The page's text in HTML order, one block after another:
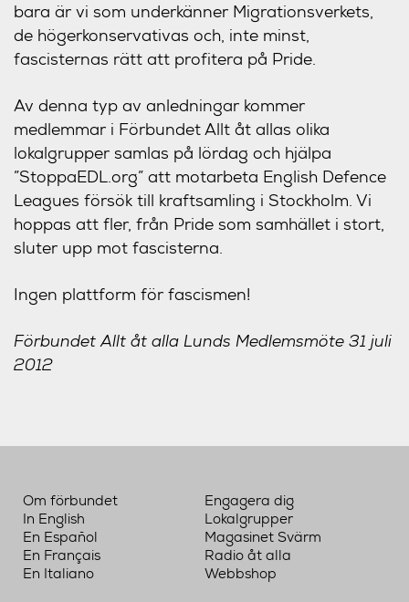
bara är vi som underkänner Migrationsverkets,
de högerkonservativas och, inte minst,
fascisternas rätt att profitera på Pride.
Av denna typ av anledningar kommer
medlemmar i Förbundet Allt åt allas olika
lokalgrupper samlas på lördag och hjälpa
”StoppaEDL.org” att motarbeta English Defence
Leagues försök till kraftsamling i Stockholm. Vi
hoppas att fler, från Pride som samhället i stort,
sluter upp mot fascisterna.
Ingen plattform för fascismen!
Förbundet Allt åt alla Lunds Medlemsmöte 31 juli
2012
Om förbundet
In English
En Español
En Français
En Italiano
Engagera dig
Lokalgrupper
Magasinet Svärm
Radio åt alla
Webbshop